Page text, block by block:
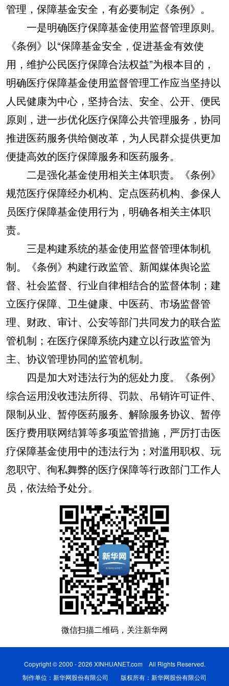
广东 广西 海南 重庆
四川 贵州 云南 西藏
陕西 甘肃 青海 宁夏
新疆 内蒙古 黑龙江
多语种频道
English Español Français
Русский язык 日本語 한국어
Deutsch Português
管理，保障基金安全，有必要制定《条例》。
一是明确医疗保障基金使用监督管理原则。
《条例》以“保障基金安全，促进基金有效使
用，维护公民医疗保障合法权益”为根本目的，
明确医疗保障基金使用监督管理工作应当坚持以
人民健康为中心，坚持合法、安全、公开、便民
原则，进一步优化医疗保障公共管理服务，协同
推进医药服务供给侧改革，为人民群众提供更加
便捷高效的医疗保障服务和医药服务。
二是强化基金使用相关主体职责。《条例》
规范医疗保障经办机构、定点医药机构、参保人
员医疗保障基金使用行为，明确各相关主体职
责。
三是构建系统的基金使用监督管理体制机
制。《条例》构建行政监管、新闻媒体舆论监
督、社会监督、行业自律相结合的监督体制；建
立医疗保障、卫生健康、中医药、市场监督管
理、财政、审计、公安等部门共同发力的联合监
管机制；在医疗保障系统内建立以行政监管为
主、协议管理协同的监管机制。
四是加大对违法行为的惩处力度。《条例》
综合运用没收违法所得、罚款、吊销许可证件、
限制从业、暂停医药服务、解除服务协议、暂停
医疗费用联网结算等多项监管措施，严厉打击医
疗保障基金使用中的违法行为；对滥用职权、玩
忽职守、徇私舞弊的医疗保障等行政部门工作人
员，依法给予处分。
微信扫描二维码，关注新华网
Copyright © 2000 - 2026 XINHUANET.com All Rights Reserved.
制作单位：新华网股份有限公司 版权所有：新华网股份有限公司